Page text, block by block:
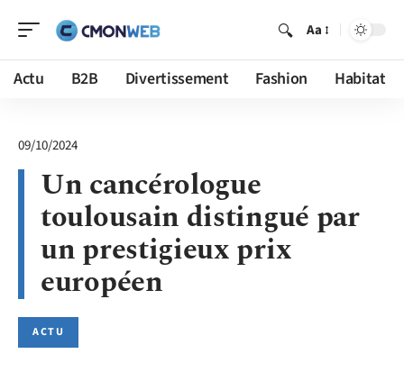
Aa
Actu B2B Divertissement Fashion Habitat
09/10/2024
Un cancérologue
toulousain distingué par
un prestigieux prix
européen
ACTU